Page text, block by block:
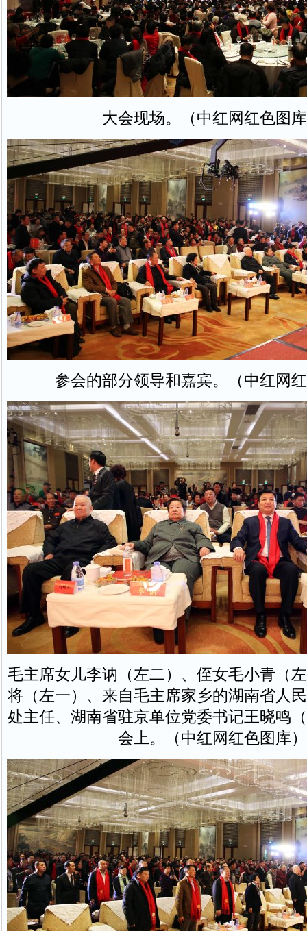
大会现场。（中红网红色图
参会的部分领导和嘉宾。（中红网
毛主席女儿李讷（左二）、侄女毛小青（
将（左一）、来自毛主席家乡的湖南省人
处主任、湖南省驻京单位党委书记王晓鸣
会上。（中红网红色图库）